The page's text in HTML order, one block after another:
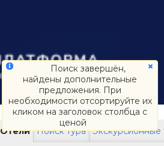
Отели Поиск тура Экскурсионные
Поиск завершён,
найдены дополнительные
предложения. При
необходимости отсортируйте их
кликом на заголовок столбца с
ценой